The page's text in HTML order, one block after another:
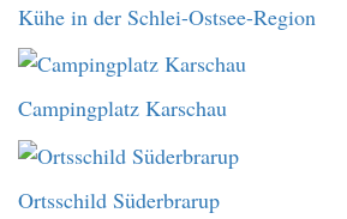
Kühe in der Schlei-Ostsee-Region
Campingplatz Karschau
Ortsschild Süderbrarup